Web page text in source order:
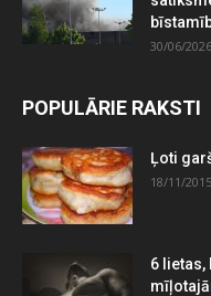
30/06/2026
POPULĀRIE RAKSTI
Ļoti
18/11/2015
6 lietas,